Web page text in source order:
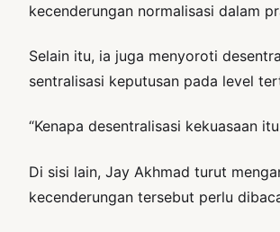
kecenderungan normalisasi dalam
Selain itu, ia juga menyoroti
sentralisasi keputusan pada level
“Kenapa desentralisasi kekuasaan
Di sisi lain, Jay Akhmad turut
kecenderungan tersebut perlu